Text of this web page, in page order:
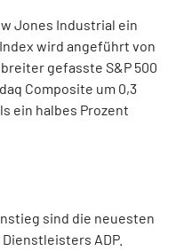
Jones Industrial ein
wird angeführt von
gefasste S&P 500
Composite um 0,3
ein halbes Prozent
sind die neuesten
ADP.